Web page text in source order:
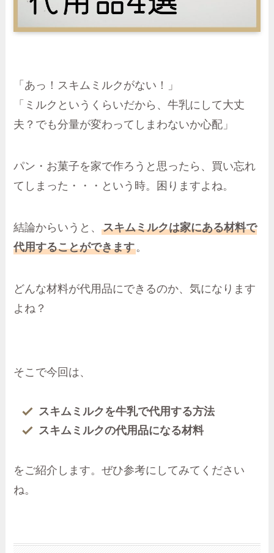
「あっ！スキムミルクがない！」
「ミルクというくらいだから、牛乳にして大丈
夫？でも分量が変わってしまわないか心配」
パン・お菓子を家で作ろうと思ったら、買い忘れ
てしまった・・・という時。困りますよね。
結論からいうと、スキムミルクは家にある材料で
代用することができます。
どんな材料が代用品にできるのか、気になります
よね？
そこで今回は、
スキムミルクを牛乳で代用する方法
スキムミルクの代用品になる材料
をご紹介します。ぜひ参考にしてみてください
ね。